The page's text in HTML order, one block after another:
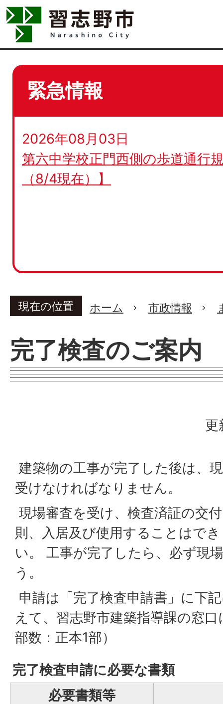
緊急情報
2026年08月03日
第六中学校正門西側の歩道通行
（8/4現在）】
現在の位置 ホーム 市政情報
完了検査のご案内
更
建築物の工事が完了した後は、
受けなければなりません。
現場審査を受け、検査済証の交
則、入居及び使用することはで
い。 工事が完了したら、必ず現
う。
申請は「完了検査申請書」に下
えて、習志野市建築指導課の窓
部数：正本1部）
完了検査申請に必要な書類
必要書類等